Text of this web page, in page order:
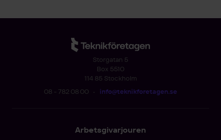
Storgatan 5
Box 5510
114 85 Stockholm
08 - 782 08 00 • info@teknikforetagen.se
Arbetsgivarjouren